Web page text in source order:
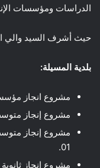
الدراسات ومؤسسات
حيث أشرف السيد والي
بلدية المسيلة:
مشروع انجاز
مشروع إنجاز متوسطة حي
01.
مشروع إنجاز ثانوية نوع 1000 يحي 3170